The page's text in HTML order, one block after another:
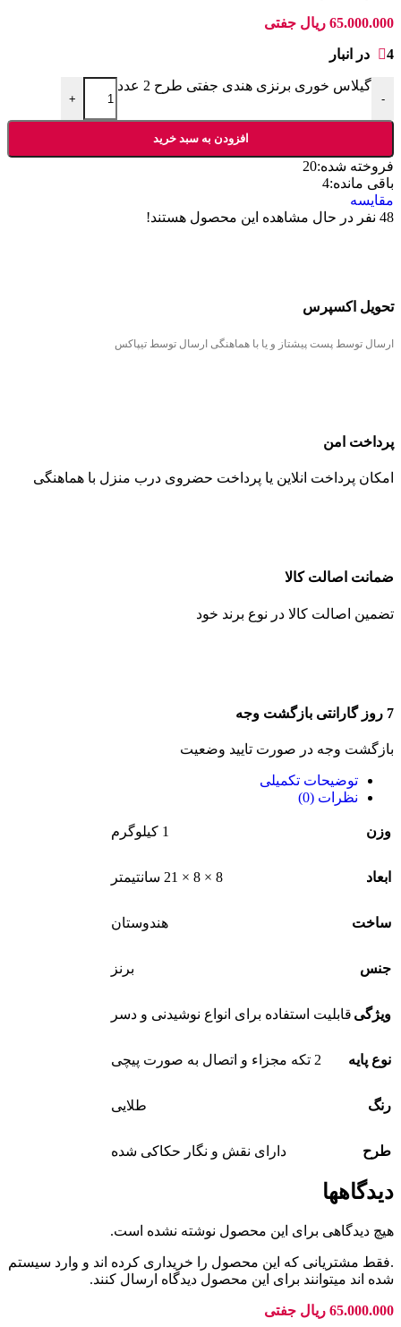
65.000.000 ریال جفتی
4 در انبار
-
گیلاس خوری برنزی هندی جفتی طرح 2 عدد
+
افزودن به سبد خرید
فروخته شده:20
باقی مانده:4
مقایسه
48 نفر در حال مشاهده این محصول هستند!
تحویل اکسپرس
ارسال توسط پست پیشتاز و یا با هماهنگی ارسال توسط تیپاکس
پرداخت امن
امکان پرداخت انلاین یا پرداخت حضروی درب منزل با هماهنگی
ضمانت اصالت کالا
تضمین اصالت کالا در نوع برند خود
7 روز گارانتی بازگشت وجه
بازگشت وجه در صورت تایید وضعیت
توضیحات تکمیلی
نظرات (0)
وزن 1 کیلوگرم
ابعاد 8 × 8 × 21 سانتیمتر
ساخت هندوستان
جنس برنز
ویژگی قابلیت استفاده برای انواع نوشیدنی و دسر
نوع پایه 2 تکه مجزاء و اتصال به صورت پیچی
رنگ طلایی
طرح دارای نقش و نگار حکاکی شده
دیدگاهها
هیچ دیدگاهی برای این محصول نوشته نشده است.
.فقط مشتریانی که این محصول را خریداری کرده اند و وارد سیستم
شده اند میتوانند برای این محصول دیدگاه ارسال کنند.
65.000.000 ریال جفتی